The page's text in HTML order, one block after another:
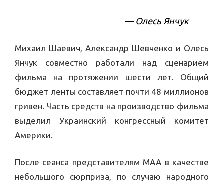
— Олесь Янчук
Михаил Шаевич, Александр Шевченко и Олесь
Янчук совместно работали над сценарием
фильма на протяжении шести лет. Общий
бюджет ленты составляет почти 48 миллионов
гривен. Часть средств на производство фильма
выделил Украинский конгрессный комитет
Америки.
После сеанса представителям МАА в качестве
небольшого сюрприза, по случаю народного